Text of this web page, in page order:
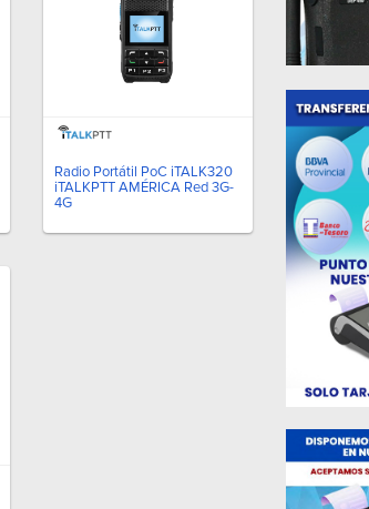
Radio Portátil PoC iTALK320
iTALKPTT AMÉRICA Red 3G-
4G